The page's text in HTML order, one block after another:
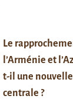
Le
l’Arménie et
t-il une nouvelle
centrale ?